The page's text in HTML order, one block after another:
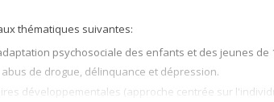
thématiques suivantes:
psychosociale des enfants et des jeunes de
de drogue, délinquance et dépression.
développementales (approche centrée sur